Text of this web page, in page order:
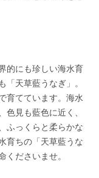
的にも珍しい海水育
「天草藍うなぎ」。
育てています。海水
色見も藍色に近く、
ふっくらと柔らかな
育ちの「天草藍うな
くださいませ。